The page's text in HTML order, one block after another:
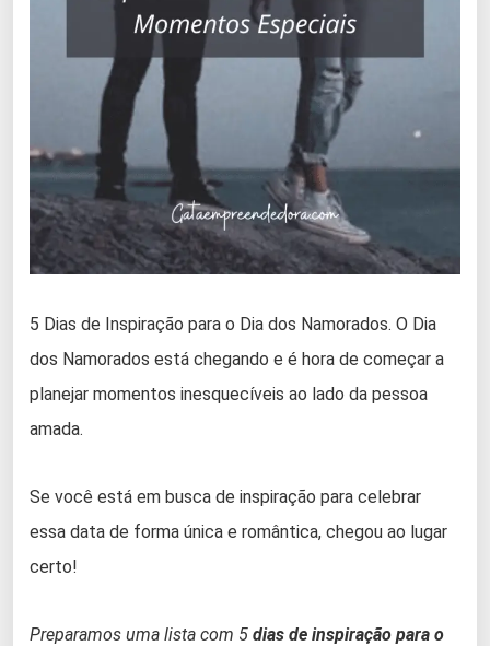
5 Dias de Inspiração para o Dia dos Namorados. O Dia
dos Namorados está chegando e é hora de começar a
planejar momentos inesquecíveis ao lado da pessoa
amada.
Se você está em busca de inspiração para celebrar
essa data de forma única e romântica, chegou ao lugar
certo!
Preparamos uma lista com 5 dias de inspiração para o